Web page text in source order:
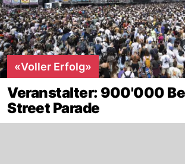
«Voller Erfolg»
Veranstalter: 900'000
Street Parade